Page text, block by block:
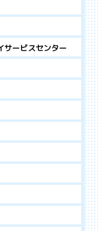
サービスセンター